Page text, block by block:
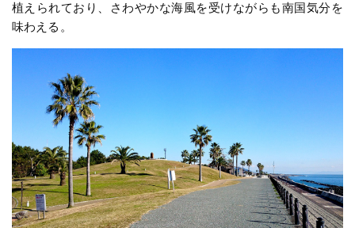
植えられており、さわやかな海風を受けながらも南国気分を
味わえる。